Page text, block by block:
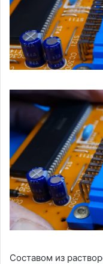
Составом из